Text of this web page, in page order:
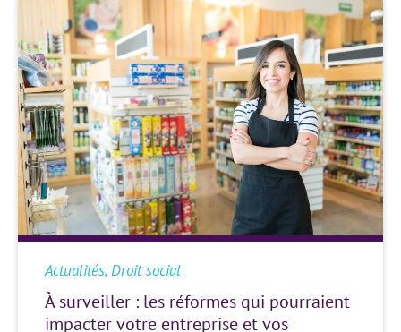
Actualités,Droit social
À surveiller : les réformes qui pourraient
impacter votre entreprise et vos